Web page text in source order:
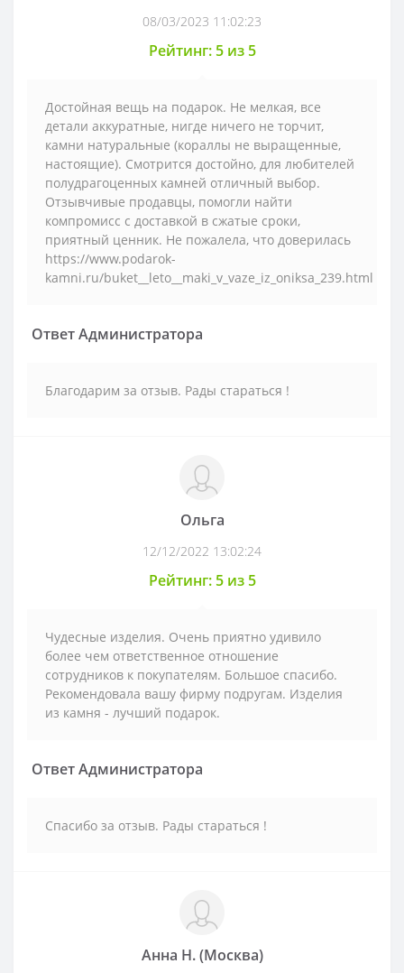
08/03/2023 11:02:23
Рейтинг: 5 из 5
Достойная вещь на подарок. Не мелкая, все
детали аккуратные, нигде ничего не торчит,
камни натуральные (кораллы не выращенные,
настоящие). Смотрится достойно, для любителей
полудрагоценных камней отличный выбор.
Отзывчивые продавцы, помогли найти
компромисс с доставкой в сжатые сроки,
приятный ценник. Не пожалела, что доверилась
https://www.podarok-
kamni.ru/buket__leto__maki_v_vaze_iz_oniksa_239.html
Ответ Администратора
Благодарим за отзыв. Рады стараться !
Ольга
12/12/2022 13:02:24
Рейтинг: 5 из 5
Чудесные изделия. Очень приятно удивило
более чем ответственное отношение
сотрудников к покупателям. Большое спасибо.
Рекомендовала вашу фирму подругам. Изделия
из камня - лучший подарок.
Ответ Администратора
Спасибо за отзыв. Рады стараться !
Анна Н. (Москва)